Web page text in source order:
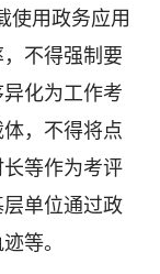
使用政务应用
不得强制要
化为工作考
，不得将点
等作为考评
单位通过政
等。